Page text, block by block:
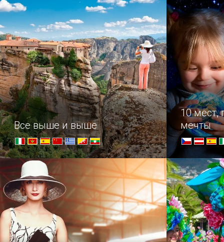
база,
занятий
Все выше и выше
Достопримечательности для стойких
и упорных – самые труднодоступные
храмы в мире.
10 мест,
мечты
Подборка